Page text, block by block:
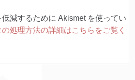
減するために Akismet を使ってい
処理方法の詳細はこちらをご覧く